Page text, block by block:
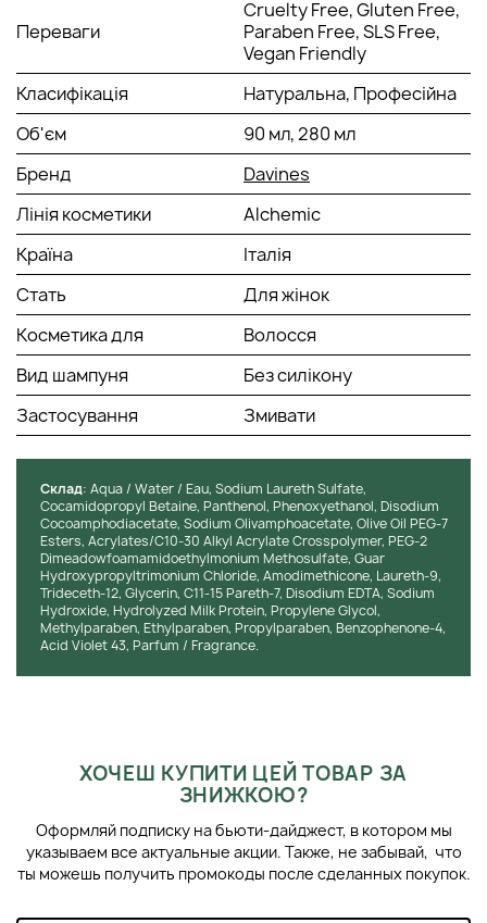
Переваги
Cruelty Free, Gluten Free,
Paraben Free, SLS Free,
Vegan Friendly
Класифікація
Натуральна, Професійна
Об'єм
90 мл, 280 мл
Бренд
Davines
Лінія косметики
Alchemic
Країна
Італія
Стать
Для жінок
Косметика для
Волосся
Вид шампуня
Без силікону
Застосування
Змивати
Cклад: Aqua / Water / Eau, Sodium Laureth Sulfate,
Cocamidopropyl Betaine, Panthenol, Phenoxyethanol, Disodium
Cocoamphodiacetate, Sodium Olivamphoacetate, Olive Oil PEG-7
Esters, Acrylates/C10-30 Alkyl Acrylate Crosspolymer, PEG-2
Dimeadowfoamamidoethylmonium Methosulfate, Guar
Hydroxypropyltrimonium Chloride, Amodimethicone, Laureth-9,
Trideceth-12, Glycerin, C11-15 Pareth-7, Disodium EDTA, Sodium
Hydroxide, Hydrolyzed Milk Protein, Propylene Glycol,
Methylparaben, Ethylparaben, Propylparaben, Benzophenone-4,
Acid Violet 43, Parfum / Fragrance.
ХОЧЕШ КУПИТИ ЦЕЙ ТОВАР ЗА
ЗНИЖКОЮ?
Оформляй подписку на бьюти-дайджест, в котором мы
указываем все актуальные акции. Также, не забывай, что
ты можешь получить промокоды после сделанных покупок.